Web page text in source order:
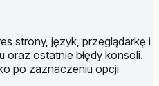
strony, język, przeglądarkę i
oraz ostatnie błędy konsoli.
po zaznaczeniu opcji